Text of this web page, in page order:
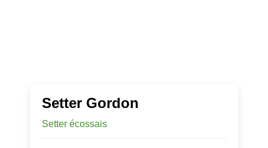
Setter Gordon
Setter écossais